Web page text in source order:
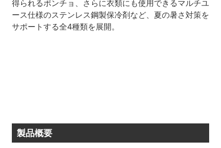
得られるポンチョ、さらに衣類にも使用できるマルチユ
ース仕様のステンレス鋼製保冷剤など、夏の暑さ対策を
サポートする全4種類を展開。
製品概要